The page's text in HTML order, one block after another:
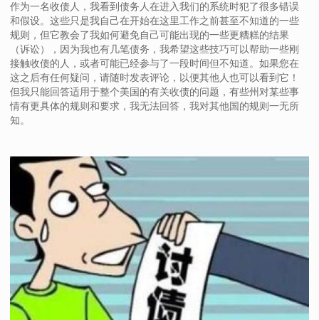
作为一名收债人，我看到债务人在进入我们的系统时犯了很多错误
和假设。这些只是我自己在开始在这里工作之前甚至不知道的一些
规则，但它教会了我如何避免自己可能出现的一些更糟糕的结果
（诉讼），因为我也有几笔债务，我希望这些技巧可以帮助一些刚
接触收债的人，或者可能已经参与了一段时间但不知道。如果您在
这之后有任何疑问，请随时发表评论，以便其他人也可以看到它！
但我只能回答适用于整个美国的有关收债的问题，有些州对某些事
情有更具体的规则和要求，我无法回答，我对其他国的规则一无所
知。